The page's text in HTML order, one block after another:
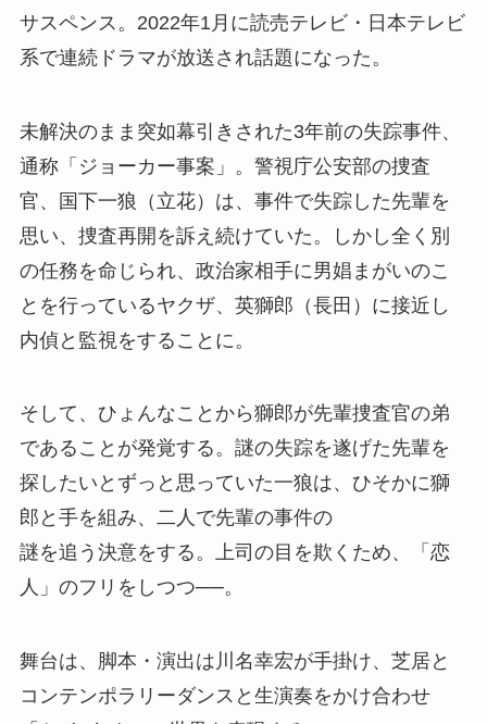
サスペンス。2022年1月に読売テレビ・日本テレビ
系で連続ドラマが放送され話題になった。
未解決のまま突如幕引きされた3年前の失踪事件、
通称「ジョーカー事案」。警視庁公安部の捜査
官、国下一狼（立花）は、事件で失踪した先輩を
思い、捜査再開を訴え続けていた。しかし全く別
の任務を命じられ、政治家相手に男娼まがいのこ
とを行っているヤクザ、英獅郎（長田）に接近し
内偵と監視をすることに。
そして、ひょんなことから獅郎が先輩捜査官の弟
であることが発覚する。謎の失踪を遂げた先輩を
探したいとずっと思っていた一狼は、ひそかに獅
郎と手を組み、二人で先輩の事件の
謎を追う決意をする。上司の目を欺くため、「恋
人」のフリをしつつ──。
舞台は、脚本・演出は川名幸宏が手掛け、芝居と
コンテンポラリーダンスと生演奏をかけ合わせ